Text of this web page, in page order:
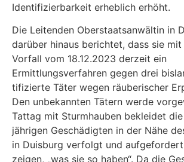
Identifizierbarkeit erheblich erhöht.
Die Leitenden Oberstaatsanwältin in
darüber hinaus berichtet, dass sie
Vorfall vom 18.12.2023 derzeit ein
Ermittlungsverfahren gegen drei
tifizierte Täter wegen räuberischer
Den unbekannten Tätern werde
Tattag mit Sturmhauben bekleidet
jährigen Geschädigten in der Nähe
in Duisburg verfolgt und
zeigen, „was sie so haben“. Da die